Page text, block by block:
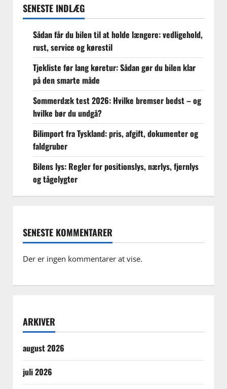
SENESTE INDLÆG
Sådan får du bilen til at holde længere: vedligehold,
rust, service og kørestil
Tjekliste før lang køretur: Sådan gør du bilen klar
på den smarte måde
Sommerdæk test 2026: Hvilke bremser bedst – og
hvilke bør du undgå?
Bilimport fra Tyskland: pris, afgift, dokumenter og
faldgruber
Bilens lys: Regler for positionslys, nærlys, fjernlys
og tågelygter
SENESTE KOMMENTARER
Der er ingen kommentarer at vise.
ARKIVER
august 2026
juli 2026